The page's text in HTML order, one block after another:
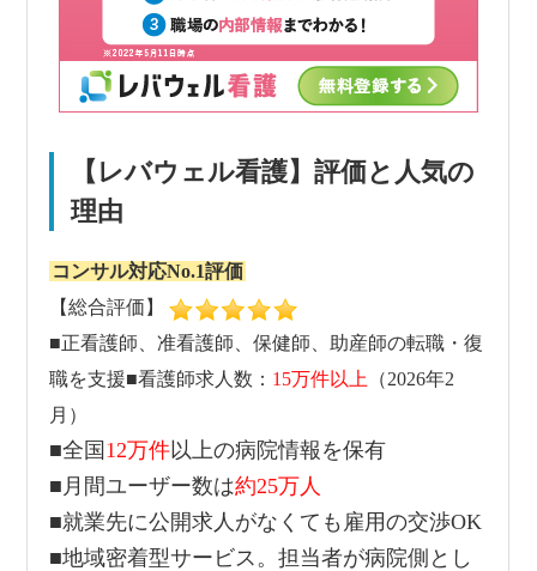
【レバウェル看護】評価と人気の
理由
コンサル対応No.1評価
【総合評価】
■正看護師、准看護師、保健師、助産師の転職・復
職を支援■看護師求人数： 15万件以上
（2026年2
月）
■全国 12万件以上の病院情報を保有
■月間ユーザー数は約25万人
■就業先に公開求人がなくても雇用の交渉OK
■地域密着型サービス。担当者が病院側とし